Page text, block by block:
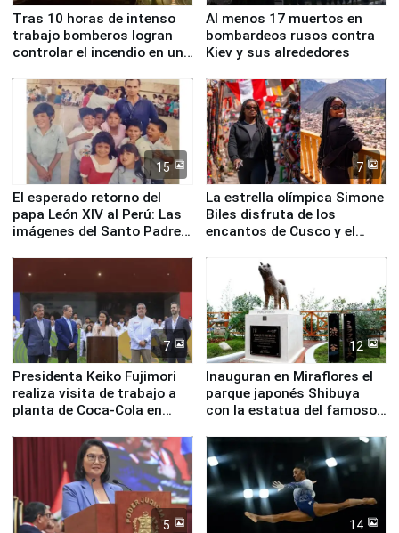
Tras 10 horas de intenso
trabajo bomberos logran
controlar el incendio en una
de Chile
Al menos 17 muertos en
bombardeos rusos contra
Kiev y sus alrededores
15
El esperado retorno del
papa León XIV al Perú: Las
imágenes del Santo Padre
7
La estrella olímpica Simone
Biles disfruta de los
encantos de Cusco y el
7
Presidenta Keiko Fujimori
realiza visita de trabajo a
planta de Coca-Cola en
12
Inauguran en Miraflores el
parque japonés Shibuya
con la estatua del famoso
5 14